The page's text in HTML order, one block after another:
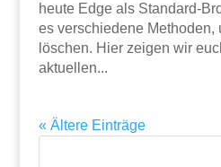
heute Edge als Standard-
es verschiedene Methoden,
löschen. Hier zeigen wir
aktuellen...
« Ältere Einträge